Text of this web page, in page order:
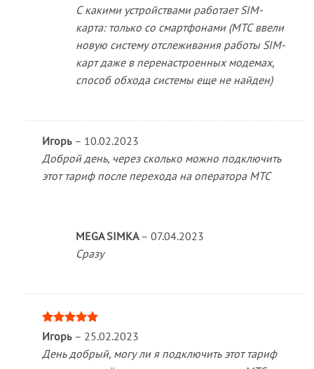
С какими устройствами работает SIM-
карта: только со смартфонами (МТС ввели
новую систему отслеживания работы SIM-
карт даже в перенастроенных модемах,
способ обхода системы еще не найден)
Игорь – 10.02.2023
Доброй день, через сколько можно подключить
этот тариф после перехода на оператора МТС
MEGA SIMKA – 07.04.2023
Сразу
Оценка 5
из 5
Игорь – 25.02.2023
День добрый, могу ли я подключить этот тариф